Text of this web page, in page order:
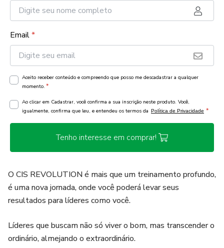
Email*
Aceito receber conteúdo e compreendo que posso me descadastrar a qualquer
momento. *
Ao clicar em Cadastrar, você confirma a sua inscrição neste produto. Você,
igualmente, confirma que leu, e entendeu os termos da Política de Privacidade *
Tenho interesse em comprar!
O CIS REVOLUTION é mais que um treinamento profundo,
é uma nova jornada, onde você poderá levar seus
resultados para líderes como você.
Líderes que buscam não só viver o bom, mas transcender o
ordinário, almejando o extraordinário.